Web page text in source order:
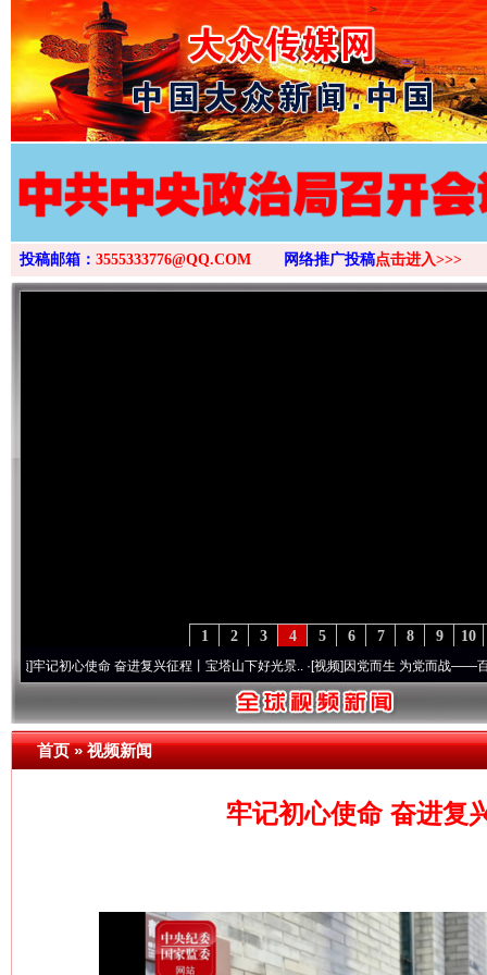
>
投稿邮箱： 3555333776@QQ.COM 网络推广投稿点击进入>>>
10
9
8
7
6
5
4
3
2
1
心使命 奋进复兴征程丨宝塔山下好光景..·[视频]因党而生 为党而战——百年“纪”事
首页»视频新闻
牢记初心使命 奋进复